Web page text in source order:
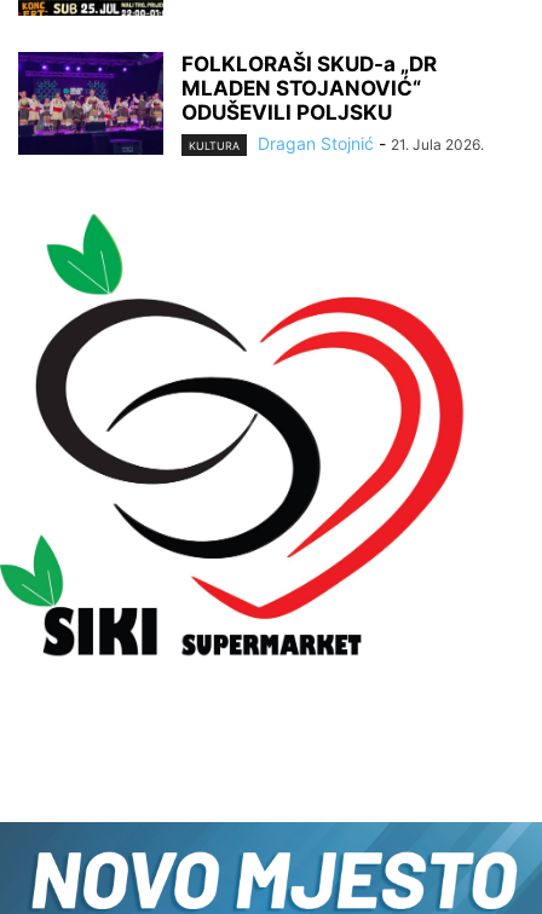
FOLKLORAŠI SKUD-a „DR
MLADEN STOJANOVIĆ“
ODUŠEVILI POLJSKU
KULTURA Dragan Stojnić - 21. Jula 2026.